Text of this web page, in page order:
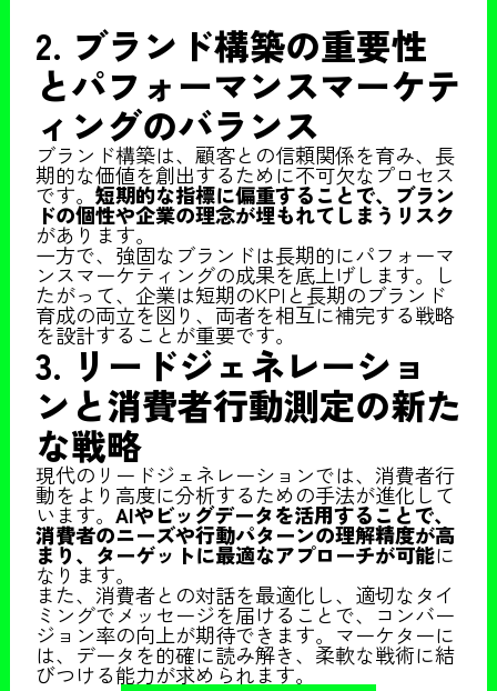
2. ブランド構築の重要性
とパフォーマンスマーケテ
ィングのバランス
ブランド構築は、顧客との信頼関係を育み、長
期的な価値を創出するために不可欠なプロセス
です。 短期的な指標に偏重することで、ブラン
ドの個性や企業の理念が埋もれてしまうリスク
があります。
一方で、強固なブランドは長期的にパフォーマ
ンスマーケティングの成果を底上げします。し
たがって、企業は短期のKPIと長期のブランド
育成の両立を図り、両者を相互に補完する戦略
を設計することが重要です。
3. リードジェネレーショ
ンと消費者行動測定の新た
な戦略
現代のリードジェネレーションでは、消費者行
動をより高度に分析するための手法が進化して
います。 AIやビッグデータを活用することで、
消費者のニーズや行動パターンの理解精度が高
まり、ターゲットに最適なアプローチが可能に
なります。
また、消費者との対話を最適化し、適切なタイ
ミングでメッセージを届けることで、コンバー
ジョン率の向上が期待できます。マーケターに
は、データを的確に読み解き、柔軟な戦術に結
びつける能力が求められます。